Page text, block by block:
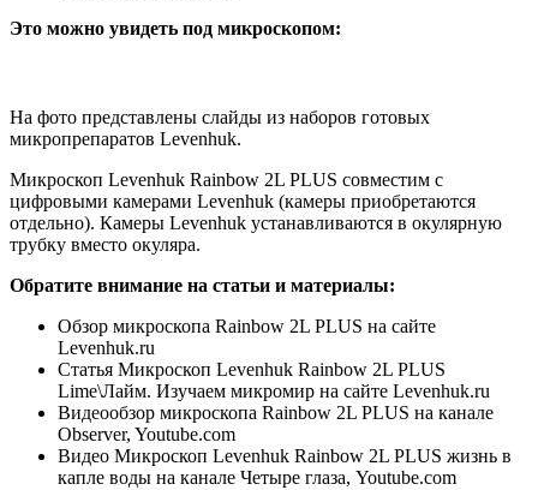
Это можно увидеть под микроскопом:
На фото представлены слайды из наборов готовых
микропрепаратов Levenhuk.
Микроскоп Levenhuk Rainbow 2L PLUS совместим с
цифровыми камерами Levenhuk (камеры приобретаются
отдельно). Камеры Levenhuk устанавливаются в окулярную
трубку вместо окуляра.
Обратите внимание на статьи и материалы:
Обзор микроскопа Rainbow 2L PLUS на сайте
Levenhuk.ru
Статья Микроскоп Levenhuk Rainbow 2L PLUS
Lime\Лайм. Изучаем микромир на сайте Levenhuk.ru
Видеообзор микроскопа Rainbow 2L PLUS на канале
Observer, Youtube.com
Видео Микроскоп Levenhuk Rainbow 2L PLUS жизнь в
капле воды на канале Четыре глаза, Youtube.com